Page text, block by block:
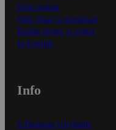
Näin maksat
Näin tilaat ja muokkaat
Kaikki ohjeet ja vinkit
In English
Info
S-Business yrityksille